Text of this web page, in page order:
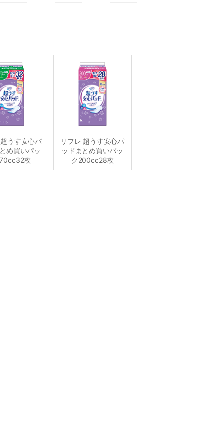
うす安心パ
め買いパッ
枚
リフレ 超うす安心パ
ッドまとめ買いパッ
ク200cc28枚